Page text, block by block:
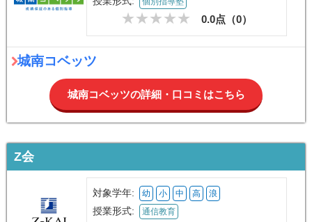
0.0点（0）
城南コベッツ
城南コベッツの詳細・口コミはこちら
Z会
対象学年: 幼 小 中 高 浪
授業形式: 通信教育